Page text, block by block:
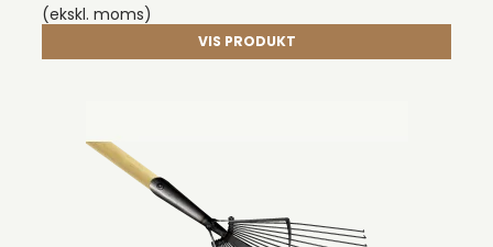
(ekskl. moms)
VIS PRODUKT